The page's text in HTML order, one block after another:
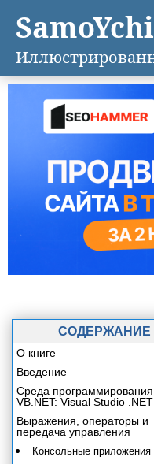
СОДЕРЖАНИЕ
О книге
Введение
Среда программирования
VB.NET: Visual Studio .NET
Выражения, операторы и
передача управления
Консольные приложения